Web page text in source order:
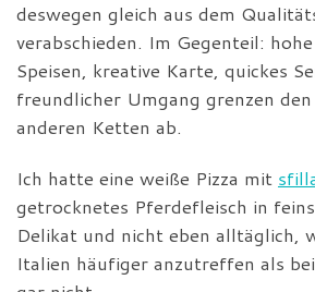
deswegen gleich aus dem
verabschieden. Im Gegenteil:
Speisen, kreative Karte, quickes
freundlicher Umgang grenzen
anderen Ketten ab.
Ich hatte eine weiße Pizza mit
getrocknetes Pferdefleisch in
Delikat und nicht eben alltäglich,
Italien häufiger anzutreffen als